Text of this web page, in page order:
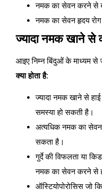
नमक का सेवन करने से
नमक का सेवन हृदय रोग
ज्यादा नमक खाने से
आइए निम्न बिंदुओं के माध्यम से
क्या होता है:
ज्यादा नमक खाने से
समस्या हो सकती है।
अत्यधिक नमक का सेवन
सकता है।
गुर्दे की विफलता या
नमक का सेवन करने से
ऑस्टियोपोरोसिस जो